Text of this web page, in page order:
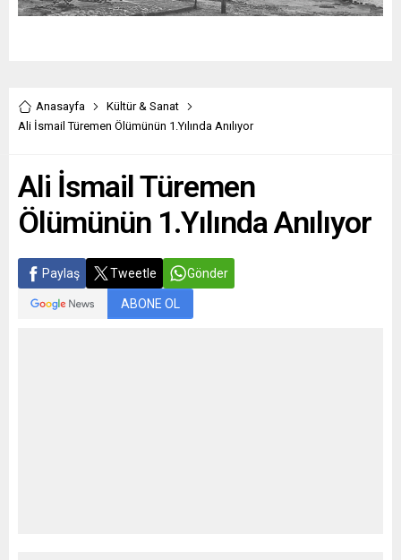
Anasayfa
Kültür & Sanat
Ali İsmail Türemen Ölümünün 1.Yılında Anılıyor
Ali İsmail Türemen
Ölümünün 1.Yılında Anılıyor
Paylaş Tweetle Gönder
ABONE OL